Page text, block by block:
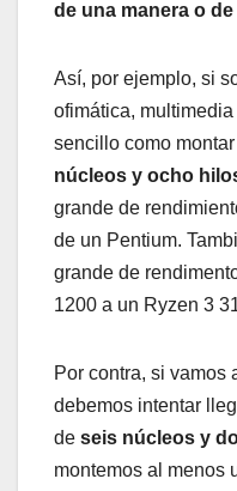
de una manera o
Así, por ejemplo, si
ofimática,
sencillo como montar
núcleos y ocho
grande de
de un Pentium.
grande de
1200 a un Ryzen 3
Por contra, si vamos
debemos intentar
de seis núcleos y
montemos al menos